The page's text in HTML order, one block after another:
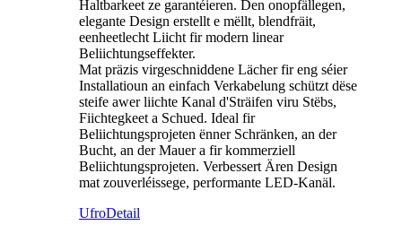
Haltbarkeet ze garantéieren. Den onopfällegen,
elegante Design erstellt e mëllt, blendfräit,
eenheetlecht Liicht fir modern linear
Beliichtungseffekter.
Mat präzis virgeschniddene Lächer fir eng séier
Installatioun an einfach Verkabelung schützt dëse
steife awer liichte Kanal d'Sträifen viru Stëbs,
Fiichtegkeet a Schued. Ideal fir
Beliichtungsprojeten ënner Schränken, an der
Bucht, an der Mauer a fir kommerziell
Beliichtungsprojeten. Verbessert Ären Design
mat zouverléissege, performante LED-Kanäl.
UfroDetail